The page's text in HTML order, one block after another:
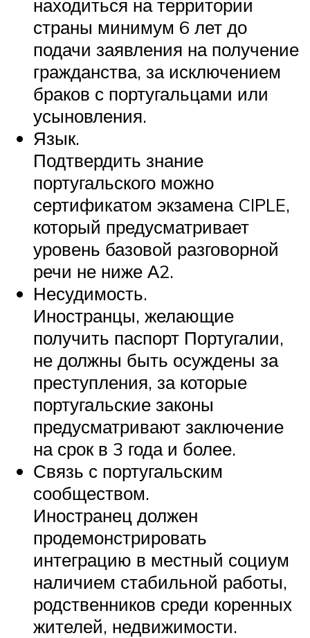
находиться на территории
страны минимум 6 лет до
подачи заявления на получение
гражданства, за исключением
браков с португальцами или
усыновления.
Язык.
Подтвердить знание
португальского можно
сертификатом экзамена CIPLE,
который предусматривает
уровень базовой разговорной
речи не ниже А2.
Несудимость.
Иностранцы, желающие
получить паспорт Португалии,
не должны быть осуждены за
преступления, за которые
португальские законы
предусматривают заключение
на срок в 3 года и более.
Связь с португальским
сообществом.
Иностранец должен
продемонстрировать
интеграцию в местный социум
наличием стабильной работы,
родственников среди коренных
жителей, недвижимости.